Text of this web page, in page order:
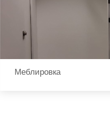
Меблировка